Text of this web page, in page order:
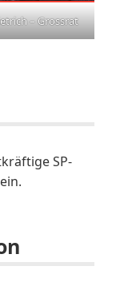
– Grossrat
SP-